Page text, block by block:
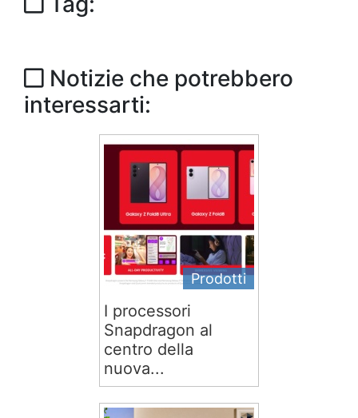
Notizie che potrebbero
interessarti:
Prodotti
I processori
Snapdragon al
centro della
nuova...